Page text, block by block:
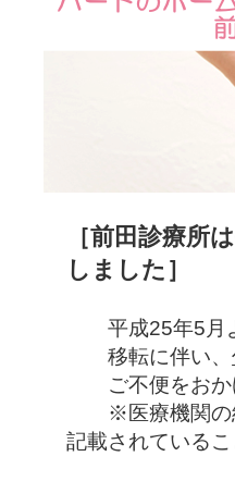
［前田診療所
しました］
平成25年5月よ
移転に伴い、
ご不便をおか
※医療機関の紹
記載されているこ